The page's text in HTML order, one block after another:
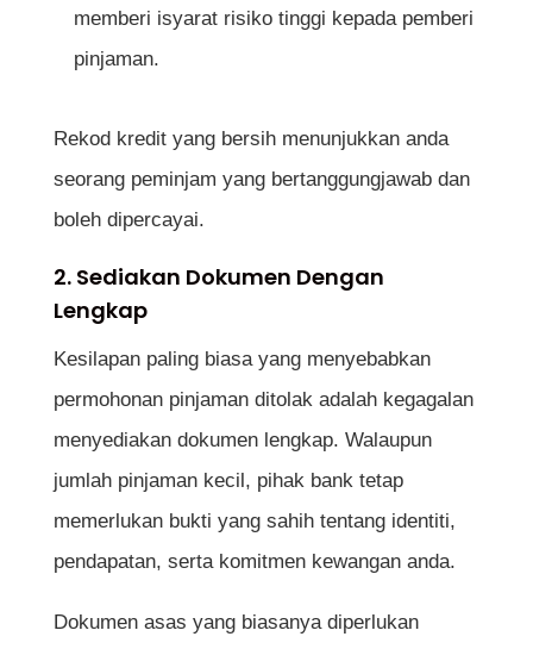
memberi isyarat risiko tinggi kepada pemberi
pinjaman.
Rekod kredit yang bersih menunjukkan anda
seorang peminjam yang bertanggungjawab dan
boleh dipercayai.
2. Sediakan Dokumen Dengan
Lengkap
Kesilapan paling biasa yang menyebabkan
permohonan pinjaman ditolak adalah kegagalan
menyediakan dokumen lengkap. Walaupun
jumlah pinjaman kecil, pihak bank tetap
memerlukan bukti yang sahih tentang identiti,
pendapatan, serta komitmen kewangan anda.
Dokumen asas yang biasanya diperlukan